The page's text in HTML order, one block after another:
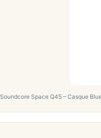
Soundcore Space Q45 – Casque